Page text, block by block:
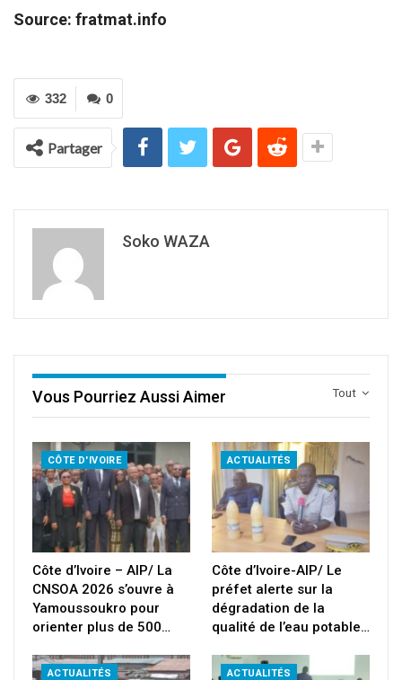
Source: fratmat.info
0
332
Partager
Soko WAZA
Tout
Vous Pourriez Aussi Aimer
CÔTE D'IVOIRE
Côte d’Ivoire – AIP/ La
CNSOA 2026 s’ouvre à
Yamoussoukro pour
orienter plus de 500…
ACTUALITÉS
Côte d’Ivoire-AIP/ Le
préfet alerte sur la
dégradation de la
qualité de l’eau potable…
ACTUALITÉS ACTUALITÉS